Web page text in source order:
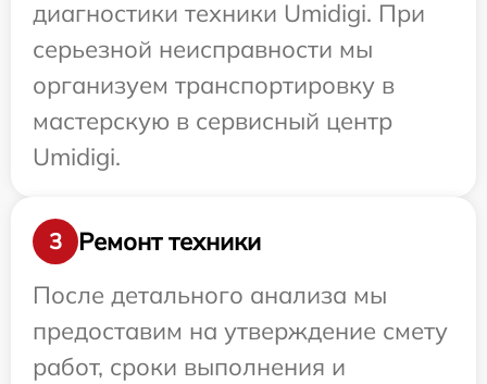
диагностики техники Umidigi. При
серьезной неисправности мы
организуем транспортировку в
мастерскую в сервисный центр
Umidigi.
3
Ремонт техники
После детального анализа мы
предоставим на утверждение смету
работ, сроки выполнения и